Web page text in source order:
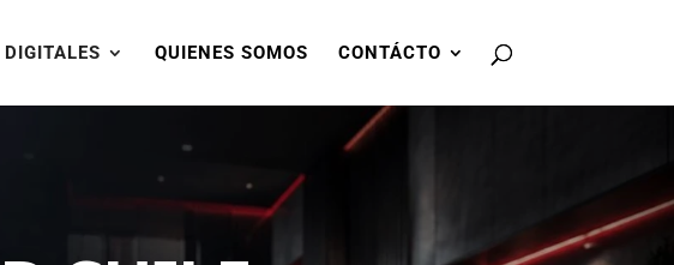
QUIENES SOMOS CONTÁCTO